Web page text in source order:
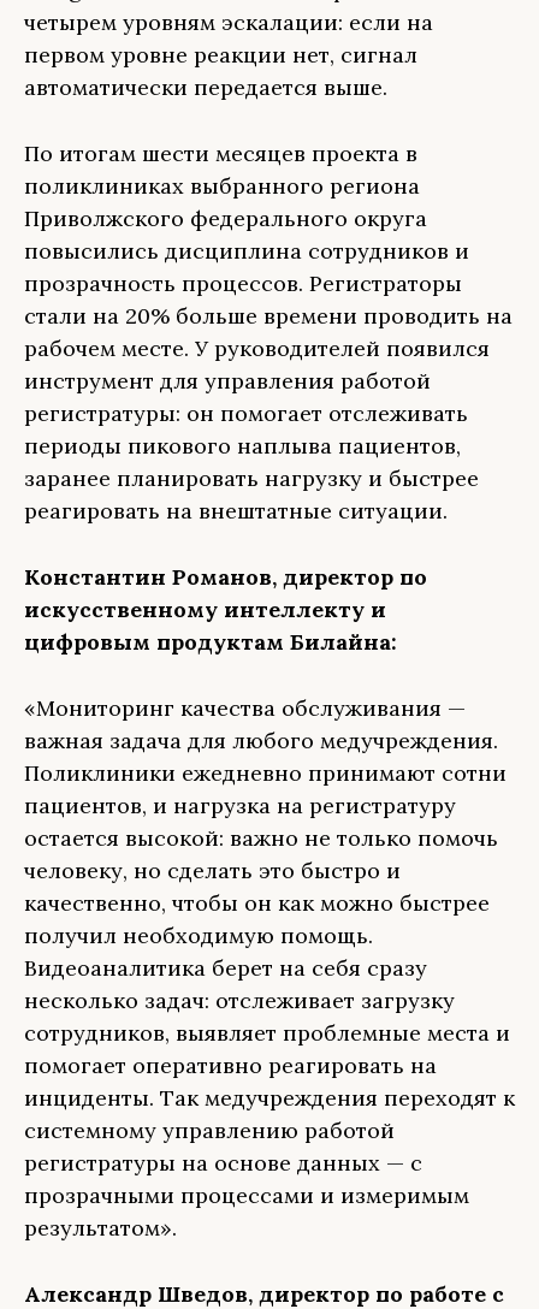
четырем уровням эскалации: если на
первом уровне реакции нет, сигнал
автоматически передается выше.
По итогам шести месяцев проекта в
поликлиниках выбранного региона
Приволжского федерального округа
повысились дисциплина сотрудников и
прозрачность процессов. Регистраторы
стали на 20% больше времени проводить на
рабочем месте. У руководителей появился
инструмент для управления работой
регистратуры: он помогает отслеживать
периоды пикового наплыва пациентов,
заранее планировать нагрузку и быстрее
реагировать на внештатные ситуации.
Константин Романов, директор по
искусственному интеллекту и
цифровым продуктам Билайна:
«Мониторинг качества обслуживания —
важная задача для любого медучреждения.
Поликлиники ежедневно принимают сотни
пациентов, и нагрузка на регистратуру
остается высокой: важно не только помочь
человеку, но сделать это быстро и
качественно, чтобы он как можно быстрее
получил необходимую помощь.
Видеоаналитика берет на себя сразу
несколько задач: отслеживает загрузку
сотрудников, выявляет проблемные места и
помогает оперативно реагировать на
инциденты. Так медучреждения переходят к
системному управлению работой
регистратуры на основе данных — с
прозрачными процессами и измеримым
результатом».
Александр Шведов, директор по работе с